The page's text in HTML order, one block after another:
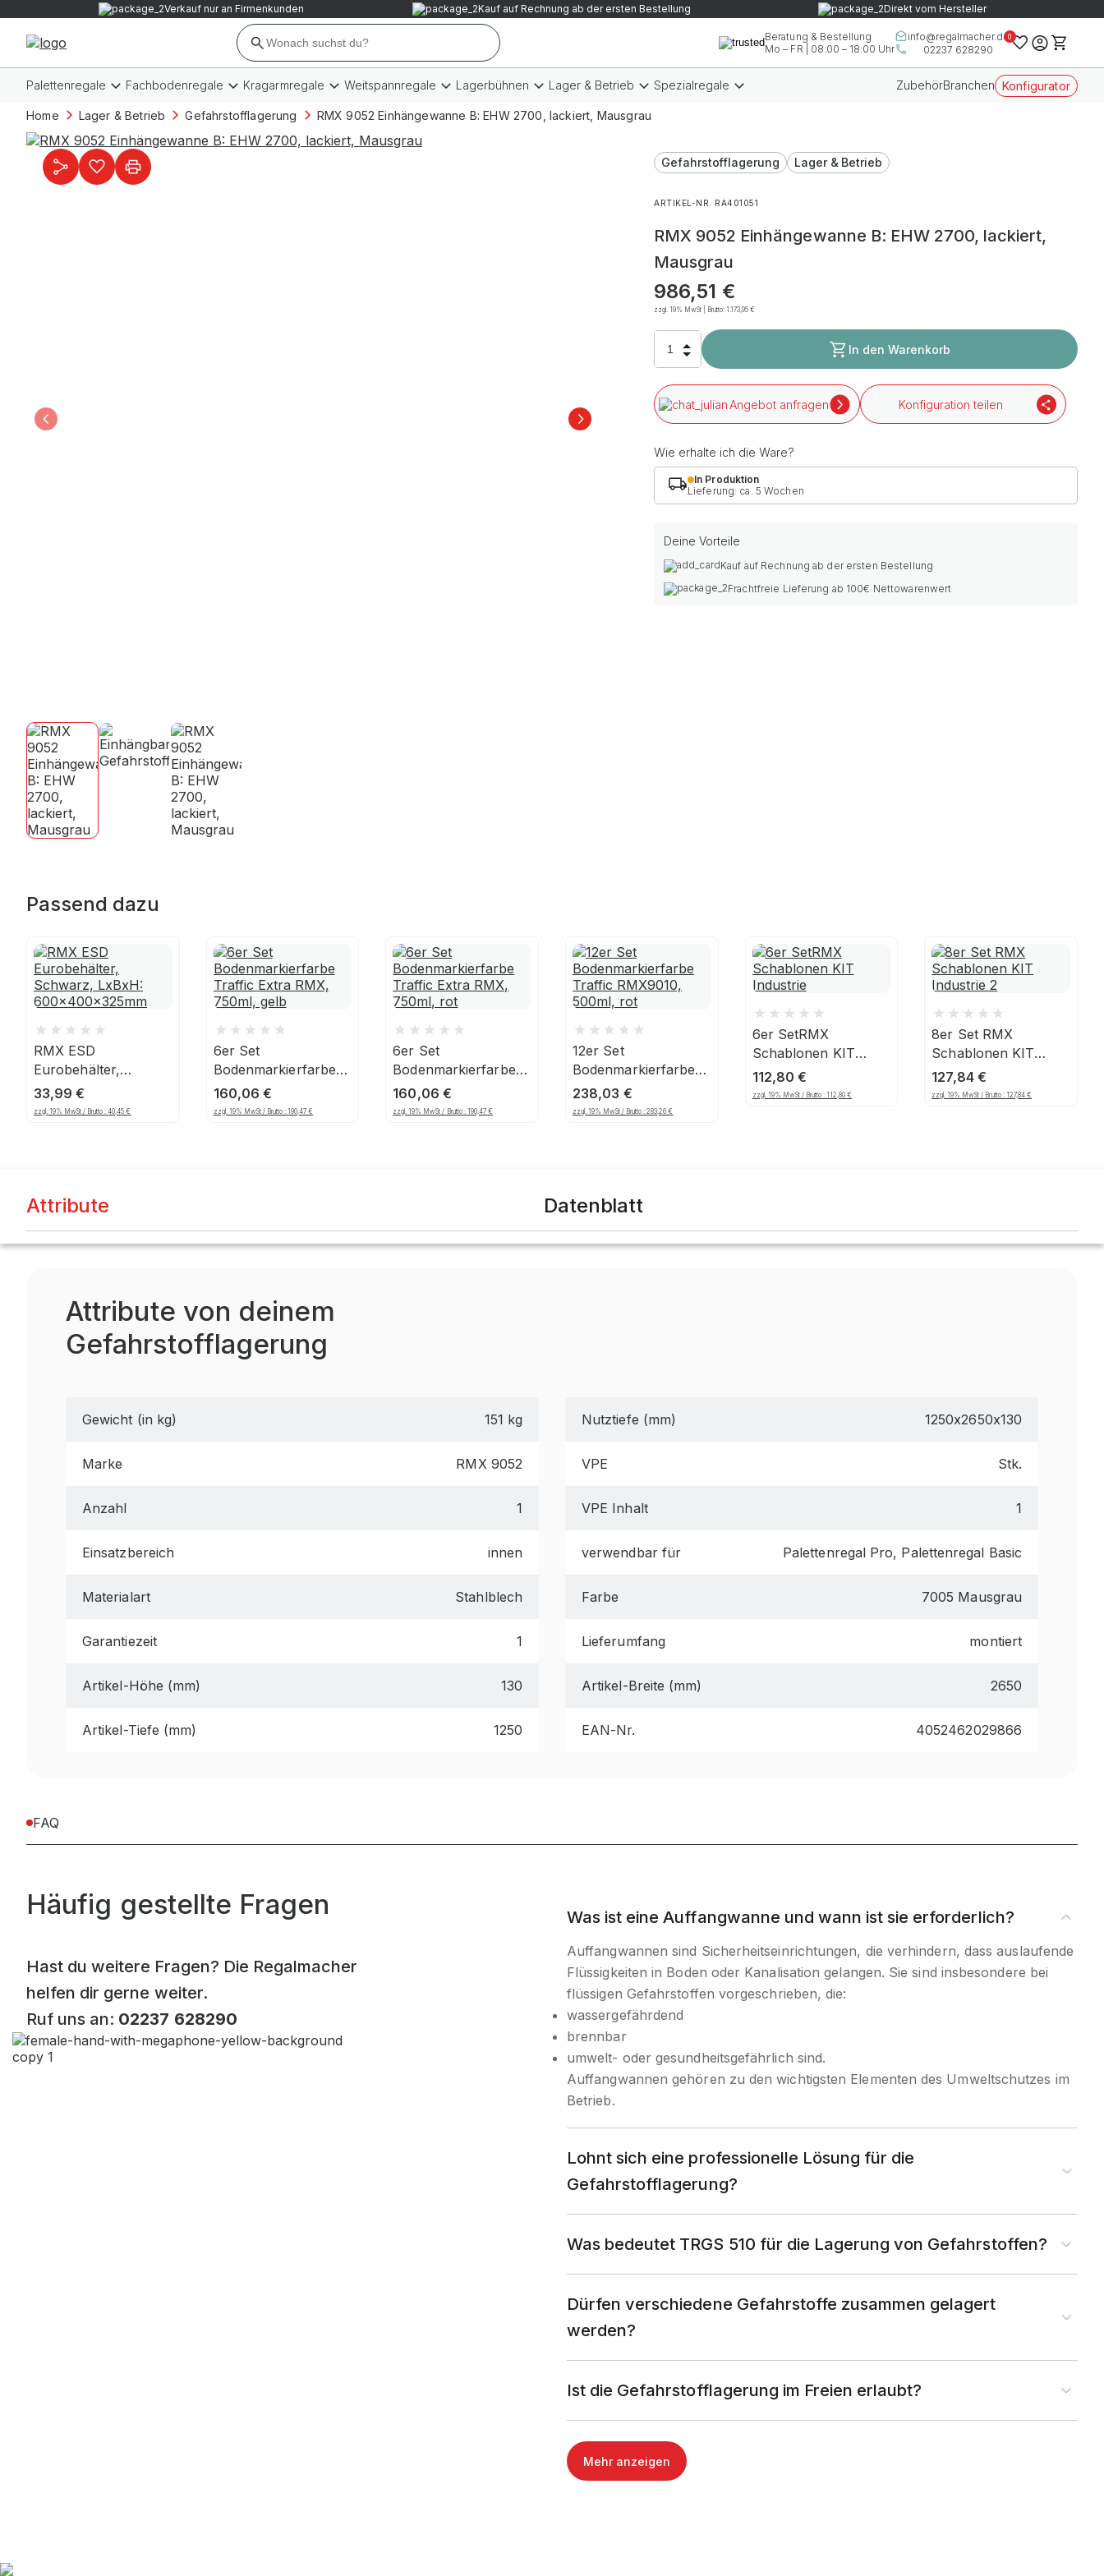
Verkauf nur an Firmenkunden Kauf auf Rechnung ab der ersten Bestellung Direkt vom Hersteller
Beratung & Bestellung
Mo – FR | 08:00 – 18:00 Uhr
info@regalmacher.de
02237 628290
0
Palettenregale Fachbodenregale Kragarmregale Weitspannregale Lagerbühnen Lager & Betrieb Spezialregale ZubehörBranchen Konfigurator
Home Lager & Betrieb Gefahrstofflagerung RMX 9052 Einhängewanne B: EHW 2700, lackiert, Mausgrau
Gefahrstofflagerung Lager & Betrieb
ARTIKEL-NR. RA401051
RMX 9052 Einhängewanne B: EHW 2700, lackiert,
Mausgrau
986,51 €
zzgl. 19% MwSt | Brutto:1.173,95€
In den Warenkorb
Angebot anfragen Konfiguration teilen
Wie erhalte ich die Ware?
In Produktion
Lieferung: ca. 5 Wochen
Deine Vorteile
Kauf auf Rechnung ab der ersten Bestellung
Frachtfreie Lieferung ab 100€ Nettowarenwert
Passend dazu
RMX ESD
Eurobehälter,
Schwarz, LxBxH:
600x400x325mm
33,99€
zzgl. 19% MwSt / Brutto :40,45€
6er Set
Bodenmarkierfarbe
Traffic Extra RMX,
750ml, gelb
160,06€
zzgl. 19% MwSt / Brutto : 190,47€
6er Set
Bodenmarkierfarbe
Traffic Extra RMX,
750ml, rot
160,06 €
zzgl. 19% MwSt / Brutto : 190,47 €
12er Set
Bodenmarkierfarbe
Traffic RMX9010,
500ml, rot
238,03 €
zzgl. 19% MwSt / Brutto :283,26€
6er SetRMX
Schablonen KIT
Industrie
112,80€
zzgl. 19% MwSt / Brutto : 112,80€
8er Set RMX
Schablonen KIT
Industrie 2
127,84 €
zzgl. 19% MwSt / Brutto : 127,84 €
Attribute Datenblatt
Attribute von deinem
Gefahrstofflagerung
Gewicht (in kg) 151 kg Nutztiefe (mm) 1250x2650x130
Marke RMX 9052 VPE Stk.
Anzahl 1 VPE Inhalt 1
Einsatzbereich innen verwendbar für Palettenregal Pro, Palettenregal Basic
Materialart Stahlblech Farbe 7005 Mausgrau
Garantiezeit 1 Lieferumfang montiert
Artikel-Höhe (mm) 130 Artikel-Breite (mm) 2650
Artikel-Tiefe (mm) 1250 EAN-Nr. 4052462029866
FAQ
Häufig gestellte Fragen
Hast du weitere Fragen? Die Regalmacher
helfen dir gerne weiter.
Ruf uns an: 02237 628290
Was ist eine Auffangwanne und wann ist sie erforderlich?
Auffangwannen sind Sicherheitseinrichtungen, die verhindern, dass auslaufende
Flüssigkeiten in Boden oder Kanalisation gelangen. Sie sind insbesondere bei
flüssigen Gefahrstoffen vorgeschrieben, die:
wassergefährdend
brennbar
umwelt- oder gesundheitsgefährlich sind.
Auffangwannen gehören zu den wichtigsten Elementen des Umweltschutzes im
Betrieb.
Lohnt sich eine professionelle Lösung für die
Gefahrstofflagerung?
Was bedeutet TRGS 510 für die Lagerung von Gefahrstoffen?
Dürfen verschiedene Gefahrstoffe zusammen gelagert
werden?
Ist die Gefahrstofflagerung im Freien erlaubt?
Mehr anzeigen